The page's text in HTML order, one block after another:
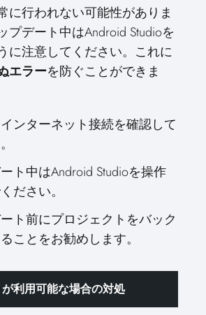
に行われない可能性がありま
プデート中はAndroid Studioを
に注意してください。これに
エラーを防ぐことができま
ンターネット接続を確認して
ト中はAndroid Studioを操作
ださい。
ト前にプロジェクトをバック
ことをお勧めします。
利用可能な場合の対処